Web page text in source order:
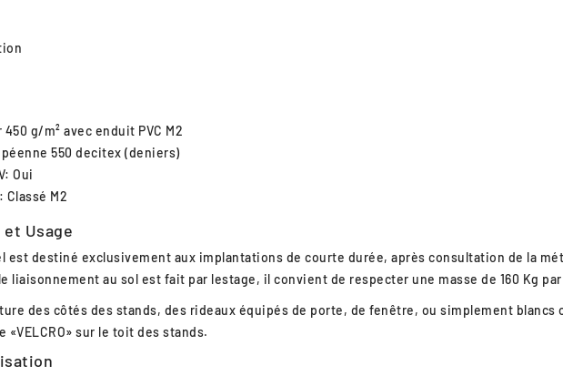
g/m² avec enduit PVC M2
550 decitex (deniers)
Oui
Classé M2
Usage
est destiné exclusivement aux implantations de courte durée, après consultation de la
liaisonnement au sol est fait par lestage, il convient de respecter une masse de 160 Kg
des côtés des stands, des rideaux équipés de porte, de fenêtre, ou simplement
sur le toit des stands.